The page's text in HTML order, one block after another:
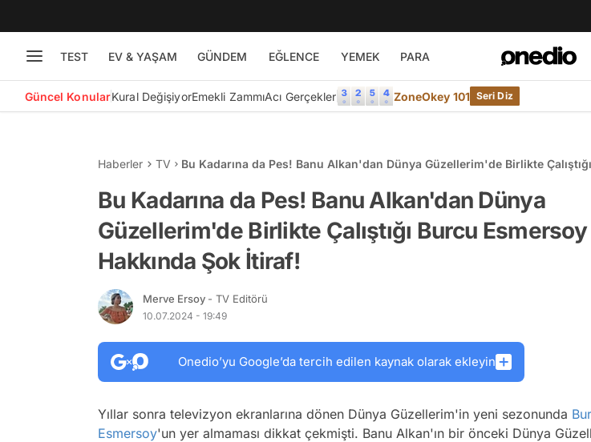
TEST EV & YAŞAM GÜNDEM EĞLENCE YEMEK PARA
Güncel KonularKural DeğişiyorEmekli ZammıAcı Gerçekler ZoneOkey 101 Seri Diz
Haberler TV
Bu Kadarına da Pes! Banu Alkan'dan Dünya Güzellerim'de Birlikte
Bu Kadarına da Pes! Banu Alkan'dan Dünya
Güzellerim'de Birlikte Çalıştığı Burcu Esmersoy
Hakkında Şok İtiraf!
Merve Ersoy - TV Editörü
10.07.2024 - 19:49
Onedio’yu Google’da tercih edilen kaynak olarak ekleyin
Yıllar sonra televizyon ekranlarına dönen Dünya Güzellerim'in yeni sezonunda
Esmersoy'un yer almaması dikkat çekmişti. Banu Alkan'ın bir önceki Dünya